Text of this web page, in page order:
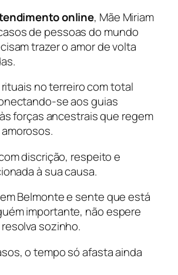
online, Mãe Miriam
de pessoas do mundo
trazer o amor de volta
rituais no terreiro com total
se aos guias
forças ancestrais que regem
discrição, respeito e
à sua causa.
Belmonte e sente que está
importante, não espere
sozinho.
o tempo só afasta ainda